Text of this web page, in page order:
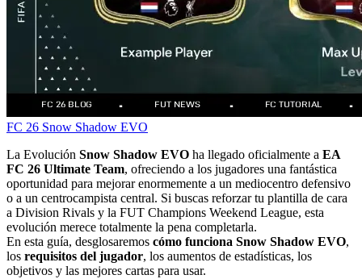
FC 26 Snow Shadow EVO
La Evolución Snow Shadow EVO ha llegado oficialmente a EA
FC 26 Ultimate Team, ofreciendo a los jugadores una fantástica
oportunidad para mejorar enormemente a un mediocentro defensivo
o a un centrocampista central. Si buscas reforzar tu plantilla de cara
a Division Rivals y la FUT Champions Weekend League, esta
evolución merece totalmente la pena completarla.
En esta guía, desglosaremos cómo funciona Snow Shadow EVO,
los requisitos del jugador, los aumentos de estadísticas, los
objetivos y las mejores cartas para usar.